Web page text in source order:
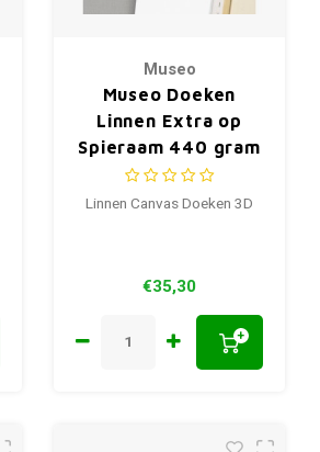
Museo
Museo Doeken
Linnen Extra op
Spieraam 440 gram
41 mm 3D
Linnen Canvas Doeken 3D
€35,30
+